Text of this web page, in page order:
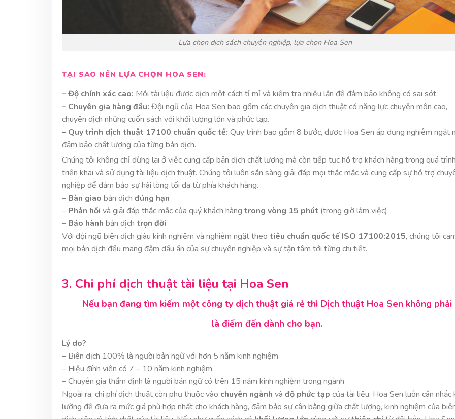
Lựa chọn dịch sách chuyên nghiệp, lựa chọn Hoa Sen
TẠI SAO NÊN LỰA CHỌN HOA SEN:
– Độ chính xác cao: Mỗi tài liệu được dịch một cách tỉ mỉ và kiểm tra nhiều lần để đảm bảo không có sai sót.
– Chuyên gia hàng đầu: Đội ngũ của Hoa Sen bao gồm các chuyên gia dịch thuật có năng lực chuyên môn cao,
chuyên dịch những cuốn sách với khối lượng lớn và phức tạp.
– Quy trình dịch thuật 17100 chuẩn quốc tế: Quy trình bao gồm 8 bước, được Hoa Sen áp dụng nghiêm ngặt
đảm bảo chất lượng của từng bản dịch.
Chúng tôi không chỉ dừng lại ở việc cung cấp bản dịch chất lượng mà còn tiếp tục hỗ trợ khách hàng trong quá
triển khai và sử dụng tài liệu dịch thuật. Chúng tôi luôn sẵn sàng giải đáp mọi thắc mắc và cung cấp sự hỗ trợ
nghiệp để đảm bảo sự hài lòng tối đa từ phía khách hàng.
– Bàn giao bản dịch đúng hạn
– Phản hồi và giải đáp thắc mắc của quý khách hàng trong vòng 15 phút (trong giờ làm việc)
– Bảo hành bản dịch trọn đời
Với đội ngũ biên dịch giàu kinh nghiệm và nghiêm ngặt theo tiêu chuẩn quốc tế ISO 17100:2015, chúng tôi
mọi bản dịch đều mang đậm dấu ấn của sự chuyên nghiệp và sự tận tâm tới từng chi tiết.
3. Chi phí dịch thuật tài liệu tại Hoa Sen
Nếu bạn đang tìm kiếm một công ty dịch thuật giá rẻ thì Dịch thuật Hoa Sen không phải
là điểm đến dành cho bạn.
Lý do?
– Biên dịch 100% là người bản ngữ với hơn 5 năm kinh nghiệm
– Hiệu đính viên có 7 – 10 năm kinh nghiệm
– Chuyên gia thẩm định là người bản ngữ có trên 15 năm kinh nghiệm trong ngành
Ngoài ra, chi phí dịch thuật còn phụ thuộc vào chuyên ngành và độ phức tạp của tài liệu. Hoa Sen luôn cân nhắc
lưỡng để đưa ra mức giá phù hợp nhất cho khách hàng, đảm bảo sự cân bằng giữa chất lượng, kinh nghiệm của